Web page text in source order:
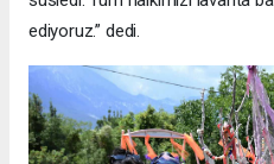
ediyoruz.” dedi.